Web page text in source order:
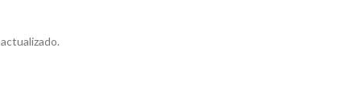
actualizado.